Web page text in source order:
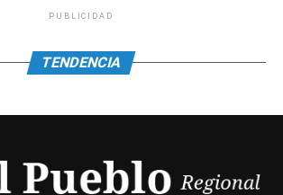
PUBLICIDAD
TENDENCIA